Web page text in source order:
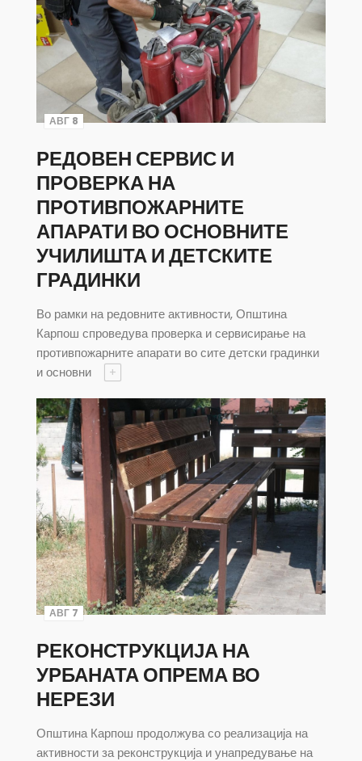
АВГ 8
РЕДОВЕН СЕРВИС И
ПРОВЕРКА НА
ПРОТИВПОЖАРНИТЕ
АПАРАТИ ВО ОСНОВНИТЕ
УЧИЛИШТА И ДЕТСКИТЕ
ГРАДИНКИ
Во рамки на редовните активности, Општина
Карпош спроведува проверка и сервисирање на
противпожарните апарати во сите детски градинки
и основни
+
АВГ 7
РЕКОНСТРУКЦИЈА НА
УРБАНАТА ОПРЕМА ВО
НЕРЕЗИ
Општина Карпош продолжува со реализација на
активности за реконструкција и унапредување на